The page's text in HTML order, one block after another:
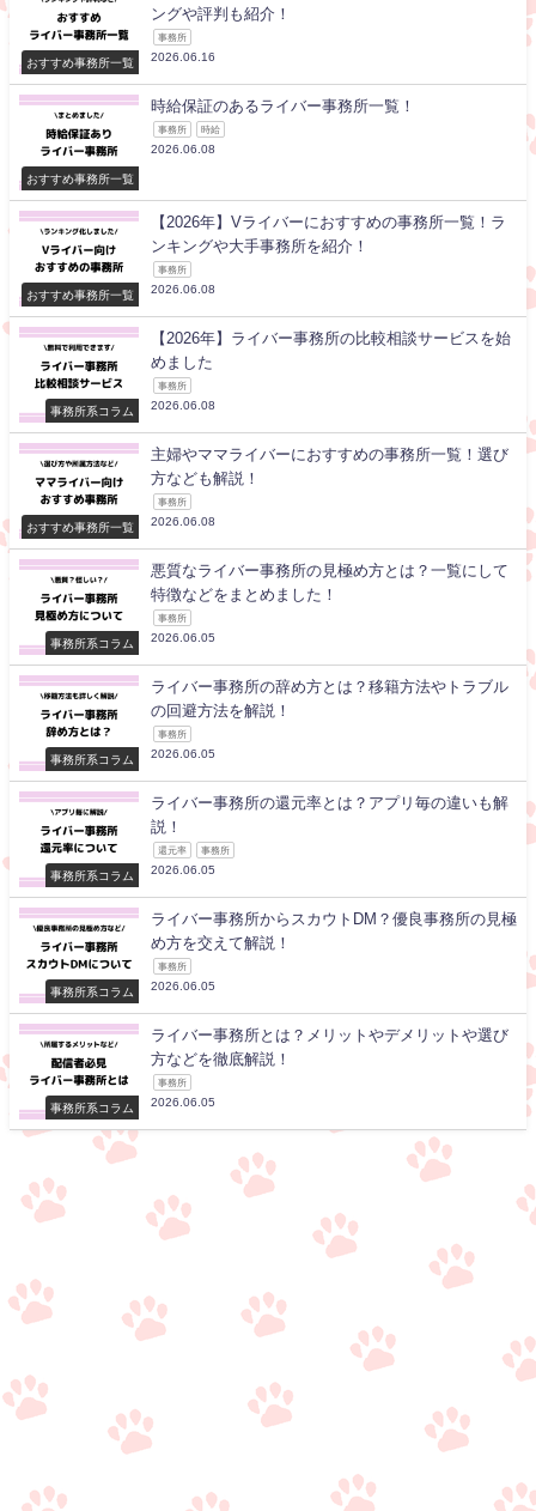
おすすめ事務所一覧
ングや評判も紹介！
事務所
2026.06.16
おすすめ事務所一覧
時給保証のあるライバー事務所一覧！
事務所 時給
2026.06.08
おすすめ事務所一覧
【2026年】Vライバーにおすすめの事務所一覧！ラ
ンキングや大手事務所を紹介！
事務所
2026.06.08
事務所系コラム
【2026年】ライバー事務所の比較相談サービスを始
めました
事務所
2026.06.08
おすすめ事務所一覧
主婦やママライバーにおすすめの事務所一覧！選び
方なども解説！
事務所
2026.06.08
事務所系コラム
悪質なライバー事務所の見極め方とは？一覧にして
特徴などをまとめました！
事務所
2026.06.05
事務所系コラム
ライバー事務所の辞め方とは？移籍方法やトラブル
の回避方法を解説！
事務所
2026.06.05
事務所系コラム
ライバー事務所の還元率とは？アプリ毎の違いも解
説！
還元率 事務所
2026.06.05
事務所系コラム
ライバー事務所からスカウトDM？優良事務所の見極
め方を交えて解説！
事務所
2026.06.05
事務所系コラム
ライバー事務所とは？メリットやデメリットや選び
方などを徹底解説！
事務所
2026.06.05